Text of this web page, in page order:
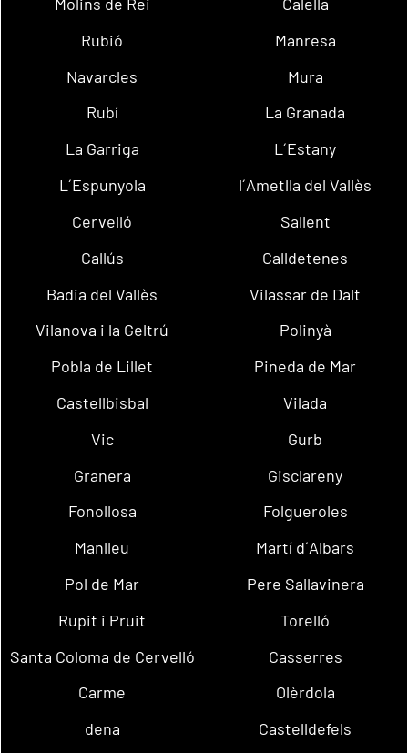
Rubió
Manresa
Navarcles
Mura
Rubí
La Granada
La Garriga
L´Estany
L´Espunyola
l´Ametlla del Vallès
Cervelló
Sallent
Callús
Calldetenes
Badia del Vallès
Vilassar de Dalt
Vilanova i la Geltrú
Polinyà
Pobla de Lillet
Pineda de Mar
Castellbisbal
Vilada
Vic
Gurb
Granera
Gisclareny
Fonollosa
Folgueroles
Manlleu
Martí d´Albars
Pol de Mar
Pere Sallavinera
Rupit i Pruit
Torelló
Santa Coloma de Cervelló
Casserres
Carme
Olèrdola
dena
Castelldefels